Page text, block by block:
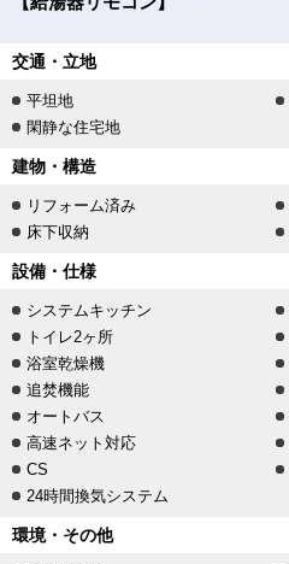
交通・立地
平坦地
閑静な住宅地
建物・構造
リフォーム済み
床下収納
設備・仕様
システムキッチン
トイレ2ヶ所
浴室乾燥機
追焚機能
オートバス
高速ネット対応
CS
24時間換気システム
環境・その他